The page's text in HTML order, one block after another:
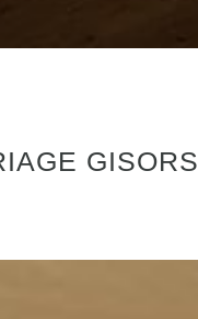
GISORS